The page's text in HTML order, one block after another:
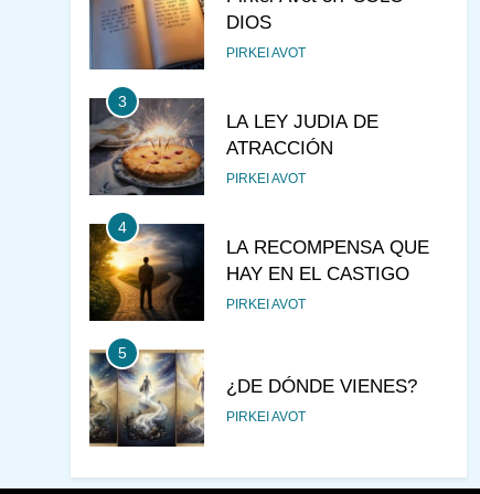
DIOS
PIRKEI AVOT
3
LA LEY JUDIA DE
ATRACCIÓN
PIRKEI AVOT
4
LA RECOMPENSA QUE
HAY EN EL CASTIGO
PIRKEI AVOT
5
¿DE DÓNDE VIENES?
PIRKEI AVOT
6 JUDAÍSMO PARA TODOS